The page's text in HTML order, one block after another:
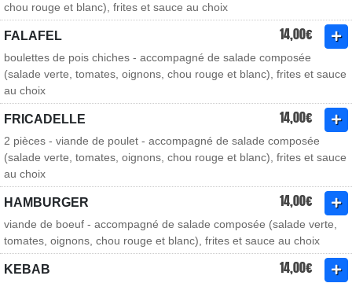
chou rouge et blanc), frites et sauce au choix
FALAFEL 14,00€
boulettes de pois chiches - accompagné de salade composée
(salade verte, tomates, oignons, chou rouge et blanc), frites et sauce
au choix
FRICADELLE 14,00€
2 pièces - viande de poulet - accompagné de salade composée
(salade verte, tomates, oignons, chou rouge et blanc), frites et sauce
au choix
HAMBURGER 14,00€
viande de boeuf - accompagné de salade composée (salade verte,
tomates, oignons, chou rouge et blanc), frites et sauce au choix
KEBAB 14,00€